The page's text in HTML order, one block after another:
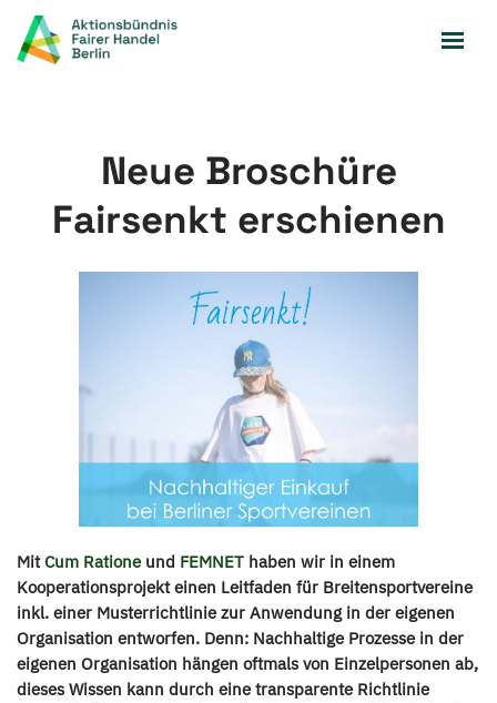
Zum
Neue Broschüre
Fairsenkt erschienen
MitCum Rationeund FEMNET haben wir in einem
Kooperationsprojekt einen Leitfaden für Breitensportvereine
inkl. einer Musterrichtlinie zur Anwendung in der eigenen
Organisation entworfen. Denn: Nachhaltige Prozesse in der
eigenen Organisation hängen oftmals von Einzelpersonen ab,
dieses Wissen kann durch eine transparente Richtlinie